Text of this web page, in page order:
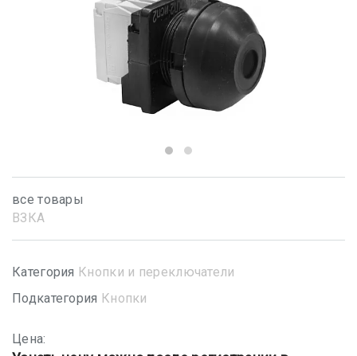
все товары
ВЗКА
Категория Кнопки и переключатели
Подкатегория Кнопки
Цена: